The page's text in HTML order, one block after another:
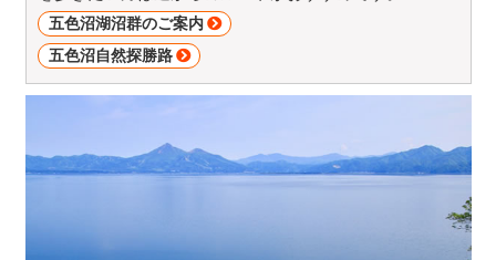
五色沼湖沼群のご案内
五色沼自然探勝路